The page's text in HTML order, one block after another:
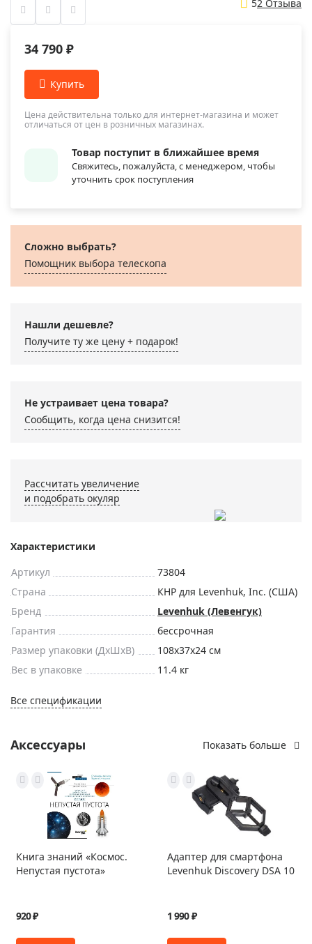
52 Отзыва
34 790 ₽
Цена действительна только для интернет-магазина и может
отличаться от цен в розничных магазинах.
Товар поступит в ближайшее время
Свяжитесь, пожалуйста, с менеджером, чтобы
уточнить срок поступления
Сложно выбрать?
Помощник выбора телескопа
Нашли дешевле?
Получите ту же цену + подарок!
Не устраивает цена товара?
Сообщить, когда цена снизится!
Рассчитать увеличение
и подобрать окуляр
Характеристики
Артикул
73804
Страна
КНР для Levenhuk, Inc. (США)
Бренд
Levenhuk (Левенгук)
Гарантия
бессрочная
Размер упаковки (ДxШxВ)
108x37x24 см
Вес в упаковке
11.4 кг
Все спецификации
Аксессуары Показать больше
Книга знаний «Космос.
Непустая пустота»
920 ₽
Адаптер для смартфона
Levenhuk Discovery DSA 10
1 990 ₽